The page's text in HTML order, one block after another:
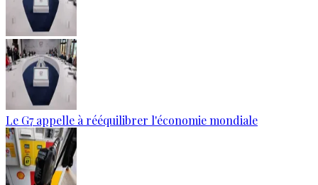
Le G7 appelle à rééquilibrer l'économie mondiale